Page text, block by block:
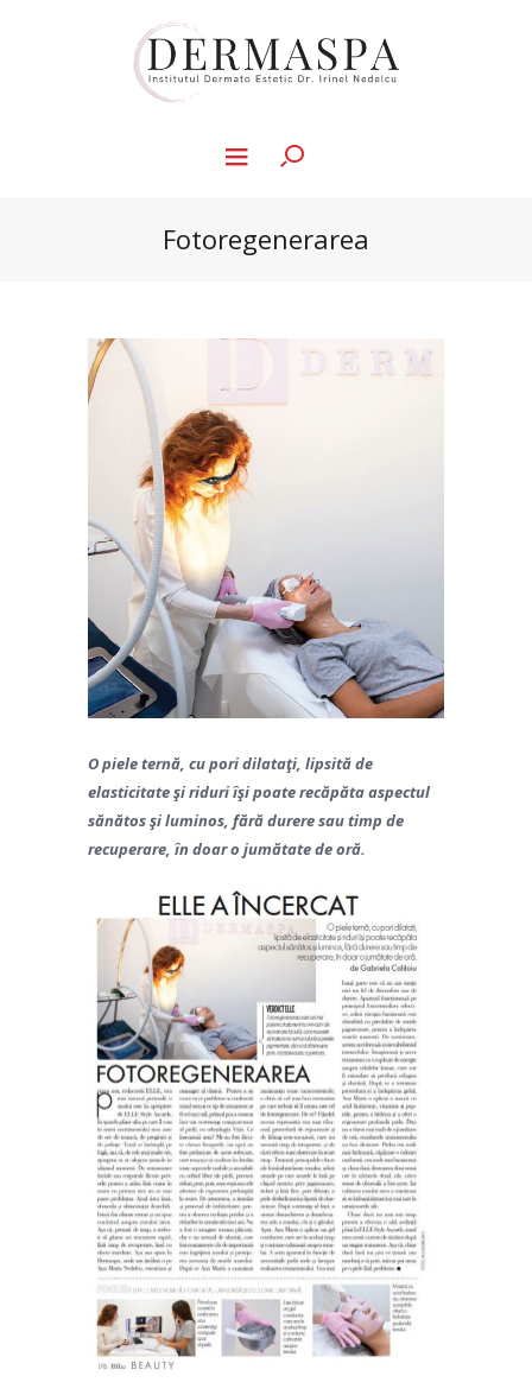
Fotoregenerarea
O piele ternă, cu pori dilataţi, lipsită de
elasticitate şi riduri îşi poate recăpăta aspectul
sănătos şi luminos, fără durere sau timp de
recuperare, în doar o jumătate de oră.